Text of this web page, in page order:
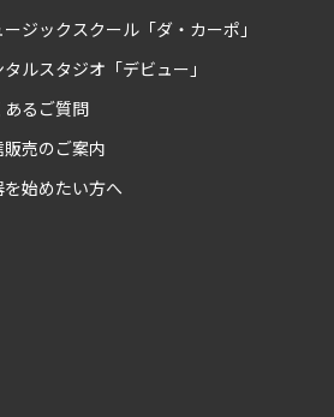
ージックスクール「ダ・カーポ」
タルスタジオ「デビュー」
あるご質問
販売のご案内
を始めたい方へ